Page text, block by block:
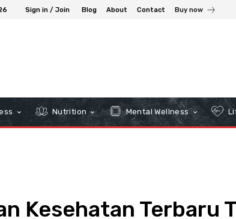
Sign in / Join Blog About Contact Buy now
Nutrition Mental Wellness
Kesehatan Terbaru